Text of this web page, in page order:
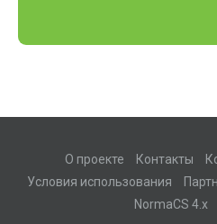
О проекте Контакты
Условия использования
NormaCS 4.x